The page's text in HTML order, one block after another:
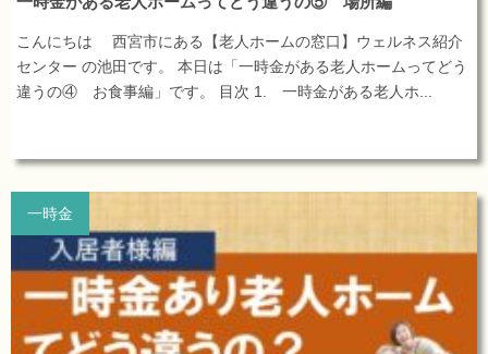
こんにちは 西宮市にある【老人ホームの窓口】ウェルネス紹介
センター の池田です。 本日は「一時金がある老人ホームってどう
違うの④ お食事編」です。 目次 1. 一時金がある老人ホ...
一時金